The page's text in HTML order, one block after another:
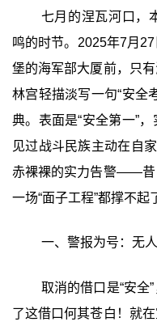
七月的涅瓦河口，
鸣的时节。2025年7月
堡的海军部大厦前，只
林宫轻描淡写一句“安全
典。表面是“安全第一”
见过战斗民族主动在自
赤裸裸的实力告警——昔
一场“面子工程”都撑不起
一、警报为号：无
取消的借口是“安全
了这借口何其苍白！就